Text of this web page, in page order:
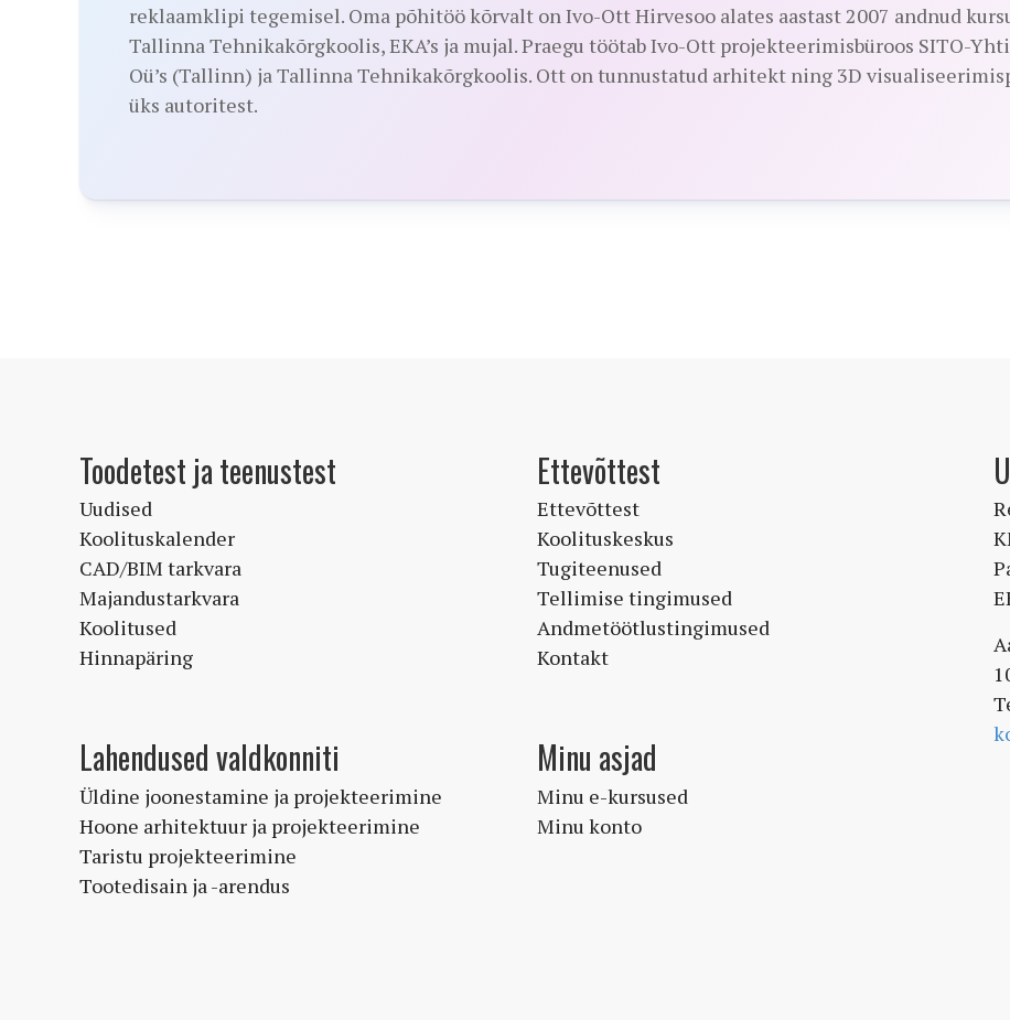
reklaamklipi tegemisel. Oma põhitöö kõrvalt on Ivo-Ott Hirvesoo alates aastast 2007 andnud
Tallinna Tehnikakõrgkoolis, EKA’s ja mujal. Praegu töötab Ivo-Ott projekteerimisbüroos SITO-
Oü’s (Tallinn) ja Tallinna Tehnikakõrgkoolis. Ott on tunnustatud arhitekt ning 3D
üks autoritest.
Toodetest ja teenustest
Uudised
Koolituskalender
CAD/BIM tarkvara
Majandustarkvara
Koolitused
Hinnapäring
Lahendused valdkonniti
Üldine joonestamine ja projekteerimine
Hoone arhitektuur ja projekteerimine
Taristu projekteerimine
Tootedisain ja -arendus
Ettevõttest
Ettevõttest
Koolituskeskus
Tugiteenused
Tellimise tingimused
Andmetöötlustingimused
Kontakt
Minu asjad
Minu e-kursused
Minu konto